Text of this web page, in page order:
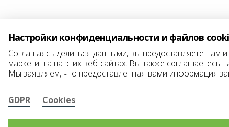
Настройки конфиденциальности и файлов
Соглашаясь делиться данными, вы предоставляете
маркетинга на этих веб-сайтах. Вы также соглашаетесь
Мы заявляем, что предоставленная вами информация
GDPR Cookies